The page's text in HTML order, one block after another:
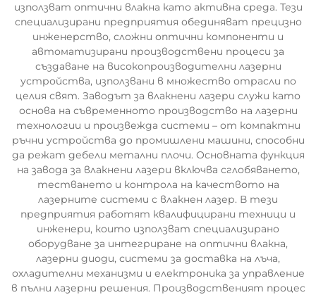
използват оптични влакна като активна среда. Тези
специализирани предприятия обединяват прецизно
инженерство, сложни оптични компоненти и
автоматизирани производствени процеси за
създаване на високопроизводителни лазерни
устройства, използвани в множество отрасли по
целия свят. Заводът за влакнени лазери служи като
основа на съвременното производство на лазерни
технологии и произвежда системи – от компактни
ръчни устройства до промишлени машини, способни
да режат дебели метални плочи. Основната функция
на завода за влакнени лазери включва сглобяването,
тестването и контрола на качеството на
лазерните системи с влакнен лазер. В тези
предприятия работят квалифицирани техници и
инженери, които използват специализирано
оборудване за интегриране на оптични влакна,
лазерни диоди, системи за доставка на лъча,
охладителни механизми и електроника за управление
в пълни лазерни решения. Производственият процес